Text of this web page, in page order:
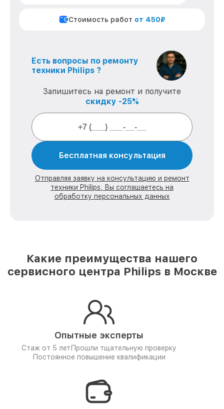
Стоимость работ от 450₽
Есть вопросы по ремонту
техники Philips ?
Запишитесь на ремонт и получите
скидку -25%
Бесплатная консультация
Отправляя заявку на консультацию и ремонт
техники Philips, Вы соглашаетесь на
обработку персональных данных
Какие преимущества нашего
сервисного центра Philips в Москве
Опытные эксперты
Стаж от 5 лет Прошли тщательную проверку
Постоянное повышение квалификации